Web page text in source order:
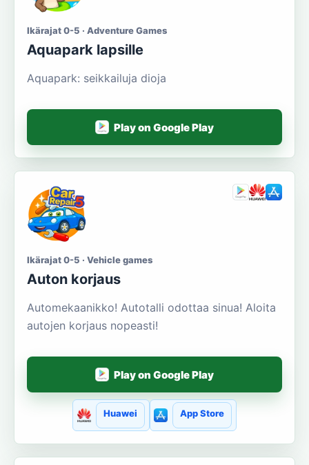
Ikärajat 0-5 · Adventure Games
Aquapark lapsille
Aquapark: seikkailuja dioja
Play on Google Play
Ikärajat 0-5 · Vehicle games
Auton korjaus
Automekaanikko! Autotalli odottaa sinua! Aloita
autojen korjaus nopeasti!
Play on Google Play
Huawei App Store